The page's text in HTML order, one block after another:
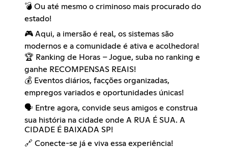
💣 Ou até mesmo o criminoso mais procurado do
estado!
🎮 Aqui, a imersão é real, os sistemas são
modernos e a comunidade é ativa e acolhedora!
🏆 Ranking de Horas – Jogue, suba no ranking e
ganhe RECOMPENSAS REAIS!
💰 Eventos diários, facções organizadas,
empregos variados e oportunidades únicas!
🗣️ Entre agora, convide seus amigos e construa
sua história na cidade onde A RUA É SUA. A
CIDADE É BAIXADA SP!
🔗 Conecte-se já e viva essa experiência!